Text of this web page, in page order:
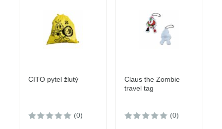
CITO pytel žlutý
(0)
Claus the Zombie
travel tag
(0)